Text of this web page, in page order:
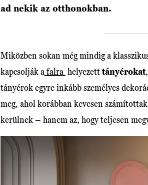
ad nekik az otthonokban.
Miközben sokan még mindig a
kapcsolják a falra helyezetttányérokat
tányérok egyre inkább személyes
meg, ahol korábban kevesen
kerülnek – hanem az, hogy teljesen